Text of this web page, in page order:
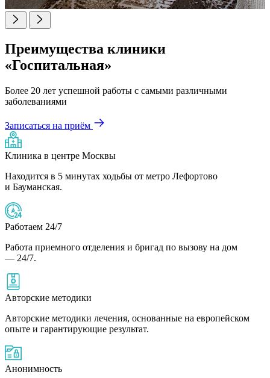
Преимущества клиники
«Госпитальная»
Более 20 лет успешной работы с самыми различными
заболеваниями
Записаться на приём
Клиника в центре Москвы
Находится в 5 минутах ходьбы от метро Лефортово
и Бауманская.
Работаем 24/7
Работа приемного отделения и бригад по вызову на дом
— 24/7.
Авторские методики
Авторские методики лечения, основанные на европейском
опыте и гарантирующие результат.
Анонимность